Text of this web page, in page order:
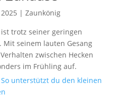
| Zaunkönig
trotz seiner geringen
Mit seinem lauten Gesang
zwischen Hecken
im Frühling auf.